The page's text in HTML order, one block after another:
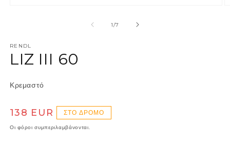
1/από
7
RENDL
LIZ III 60
Κρεμαστό
Κανονική τιμή
138 EUR ΣΤΟ ΔΡΌΜΟ
Οι φόροι συμπεριλαμβάνονται.